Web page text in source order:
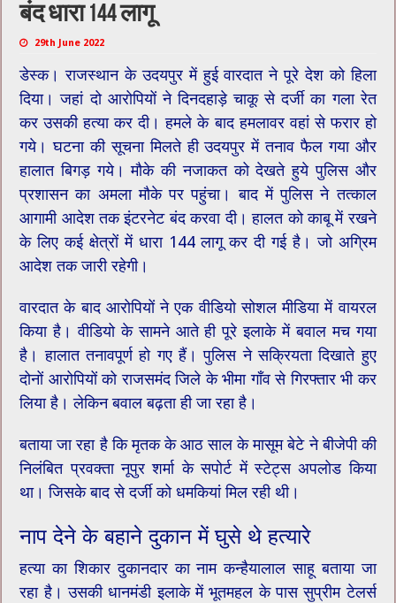
बंद धारा 144 लागू
29th June 2022
डेस्क। राजस्थान के उदयपुर में हुई वारदात ने पूरे देश को हिला
दिया। जहां दो आरोपियों ने दिनदहाड़े चाकू से दर्जी का गला रेत
कर उसकी हत्या कर दी। हमले के बाद हमलावर वहां से फरार हो
गये। घटना की सूचना मिलते ही उदयपुर में तनाव फैल गया और
हालात बिगड़ गये। मौके की नजाकत को देखते हुये पुलिस और
प्रशासन का अमला मौके पर पहुंचा। बाद में पुलिस ने तत्काल
आगामी आदेश तक इंटरनेट बंद करवा दी। हालत को काबू में रखने
के लिए कई क्षेत्रों में धारा 144 लागू कर दी गई है। जो अग्रिम
आदेश तक जारी रहेगी।
वारदात के बाद आरोपियों ने एक वीडियो सोशल मीडिया में वायरल
किया है। वीडियो के सामने आते ही पूरे इलाके में बवाल मच गया
है। हालात तनावपूर्ण हो गए हैं। पुलिस ने सक्रियता दिखाते हुए
दोनों आरोपियों को राजसमंद जिले के भीमा गाँव से गिरफ्तार भी कर
लिया है। लेकिन बवाल बढ़ता ही जा रहा है।
बताया जा रहा है कि मृतक के आठ साल के मासूम बेटे ने बीजेपी की
निलंबित प्रवक्ता नूपुर शर्मा के सपोर्ट में स्टेट्स अपलोड किया
था। जिसके बाद से दर्जी को धमकियां मिल रही थी।
नाप देने के बहाने दुकान में घुसे थे हत्यारे
हत्या का शिकार दुकानदार का नाम कन्हैयालाल साहू बताया जा
रहा है। उसकी धानमंडी इलाके में भूतमहल के पास सुप्रीम टेलर्स